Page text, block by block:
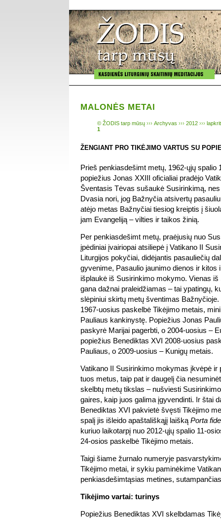
MALONĖS METAI
© ŽODIS tarp mūsų ››› Archyvas ››› 2012 ›››
1
ŽENGIANT PRO TIKĖJIMO VARTUS SU
Prieš penkiasdešimt metų, 1962-ųjų spalio
popiežius Jonas XXIII oficialiai pradėjo
Šventasis Tėvas sušaukė Susirinkimą,
Dvasia nori, jog Bažnyčia atsivertų
atėjo metas Bažnyčiai tiesiog kreiptis į
jam Evangeliją – vilties ir taikos žinią.
Per penkiasdešimt metų, praėjusių nuo
įpėdiniai įvairiopai atsiliepė į Vatikano II
Liturgijos pokyčiai, didėjantis pasauliečių
gyvenime, Pasaulio jaunimo dienos ir kitos
išplaukė iš Susirinkimo mokymo. Vienas
gana dažnai praleidžiamas – tai ypatingų,
slėpiniui skirtų metų šventimas
1967-uosius paskelbė Tikėjimo metais,
Pauliaus kankinystę. Popiežius Jonas
paskyrė Marijai pagerbti, o 2004-uosius –
popiežius Benediktas XVI 2008-uosius
Pauliaus, o 2009-uosius – Kunigų metais.
Vatikano II Susirinkimo mokymas įkvėpė ir
tuos metus, taip pat ir daugelį čia
skelbtų metų tikslas – nušviesti
gaires, kaip juos galima įgyvendinti. Ir štai
Benediktas XVI pakvietė švęsti Tikėjimo
spalį jis išleido apaštališkąjį laišką Porta
kuriuo laikotarpį nuo 2012-ųjų spalio 11-
24-osios paskelbė Tikėjimo metais.
Taigi šiame žurnalo numeryje
Tikėjimo metai, ir sykiu paminėkime
penkiasdešimtąsias metines,
Tikėjimo vartai: turinys
Popiežius Benediktas XVI skelbdamas